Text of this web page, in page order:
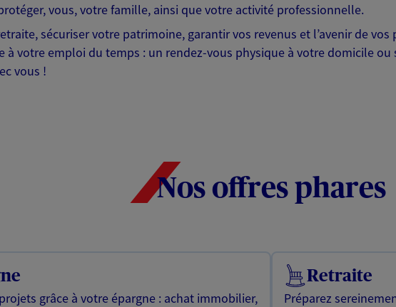
vous, votre famille, ainsi que votre activité professionnelle.
sécuriser votre patrimoine, garantir vos revenus et l’avenir de
à votre emploi du temps : un rendez-vous physique à votre domicile
vous !
Nos offres phares
grâce à votre épargne : achat immobilier,
Retraite
Préparez